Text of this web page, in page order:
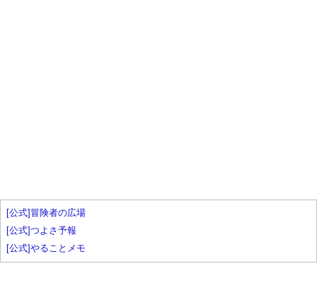
[公式]冒険者の広場
[公式]つよさ予報
[公式]やることメモ